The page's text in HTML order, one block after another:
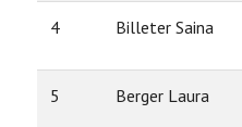
4 Billeter Saina
5 Berger Laura